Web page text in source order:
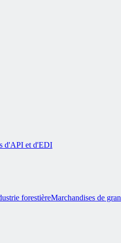
d'API et d'EDI
forestièreMarchandises de